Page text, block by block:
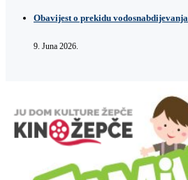
Obavijest o prekidu vodosnabdijevanja
9. Juna 2026.